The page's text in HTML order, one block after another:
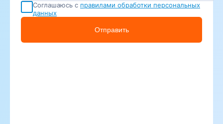
Соглашаюсь с правилами обработки персональных
данных
Отправить